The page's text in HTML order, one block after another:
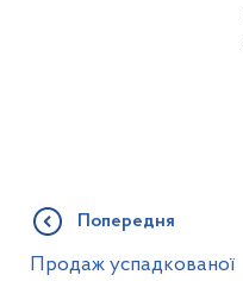
Попередня
Продаж успадкованої